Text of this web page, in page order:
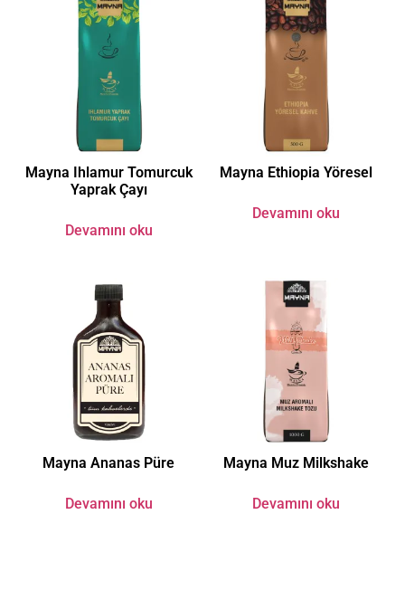
Mayna Ihlamur Tomurcuk
Yaprak Çayı
Devamını oku
Mayna Ethiopia Yöresel
Devamını oku
Mayna Ananas Püre
Devamını oku
Mayna Muz Milkshake
Devamını oku